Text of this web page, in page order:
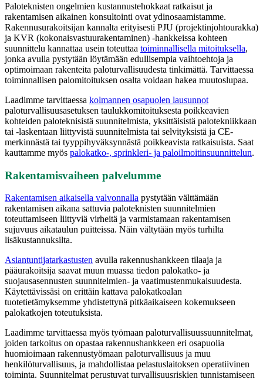
Paloteknisten ongelmien kustannustehokkaat ratkaisut ja
rakentamisen aikainen konsultointi ovat ydinosaamistamme.
Rakennusurakoitsijan kannalta erityisesti PJU (projektinjohtourakka)
ja KVR (kokonaisvastuurakentaminen) -hankkeissa kohteen
suunnittelu kannattaa usein toteuttaa toiminnallisella mitoituksella,
jonka avulla pystytään löytämään edullisempia vaihtoehtoja ja
optimoimaan rakenteita paloturvallisuudesta tinkimättä. Tarvittaessa
toiminnallisen palomitoituksen osalta voidaan hakea muutoslupaa.
Laadimme tarvittaessa kolmannen osapuolen lausunnot
paloturvallisuusasetuksen taulukkomitoituksesta poikkeavien
kohteiden paloteknisistä suunnitelmista, yksittäisistä palotekniikkaan
tai -laskentaan liittyvistä suunnitelmista tai selvityksistä ja CE-
merkinnästä tai tyyppihyväksynnästä poikkeavista ratkaisuista. Saat
kauttamme myös palokatko-, sprinkleri- ja paloilmoitinsuunnittelun.
Rakentamisvaiheen palvelumme
Rakentamisen aikaisella valvonnalla pystytään välttämään
rakentamisen aikana sattuvia paloteknisten suunnitelmien
toteuttamiseen liittyviä virheitä ja varmistamaan rakentamisen
sujuvuus aikataulun puitteissa. Näin vältytään myös turhilta
lisäkustannuksilta.
Asiantuntijatarkastusten avulla rakennushankkeen tilaaja ja
pääurakoitsija saavat muun muassa tiedon palokatko- ja
suojausasennusten suunnitelmien- ja vaatimustenmukaisuudesta.
Käytettävissäsi on erittäin kattava palokatkoalan
tuotetietämyksemme yhdistettynä pitkäaikaiseen kokemukseen
palokatkojen toteutuksista.
Laadimme tarvittaessa myös työmaan paloturvallisuussuunnitelmat,
joiden tarkoitus on opastaa rakennushankkeen eri osapuolia
huomioimaan rakennustyömaan paloturvallisuus ja muu
henkilöturvallisuus, ja mahdollistaa pelastuslaitoksen operatiivinen
toiminta. Suunnitelmat perustuvat turvallisuusriskien tunnistamiseen